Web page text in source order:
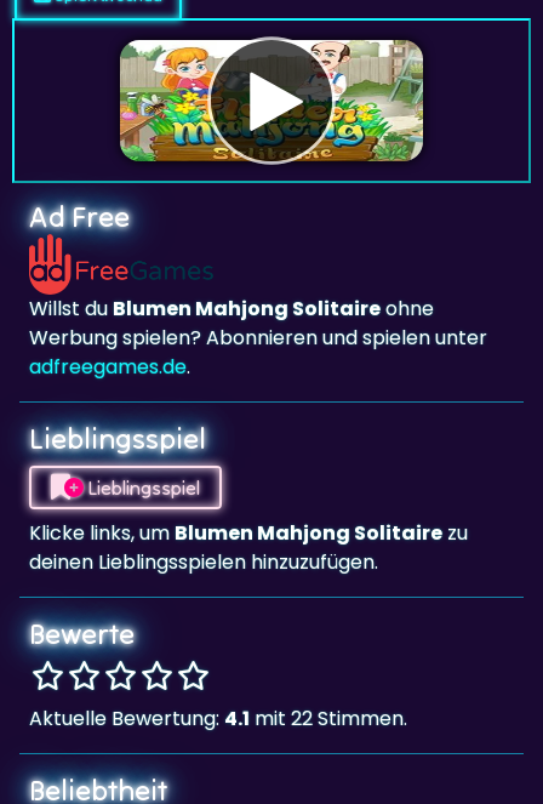
Ad Free
Willst duBlumen Mahjong Solitaireohne
Werbung spielen? Abonnieren und spielen unter
adfreegames.de.
Lieblingsspiel
Lieblingsspiel
Klicke links, umBlumen Mahjong Solitairezu
deinen Lieblingsspielen hinzuzufügen.
Bewerte
Aktuelle Bewertung:4.1 mit 22 Stimmen.
Beliebtheit